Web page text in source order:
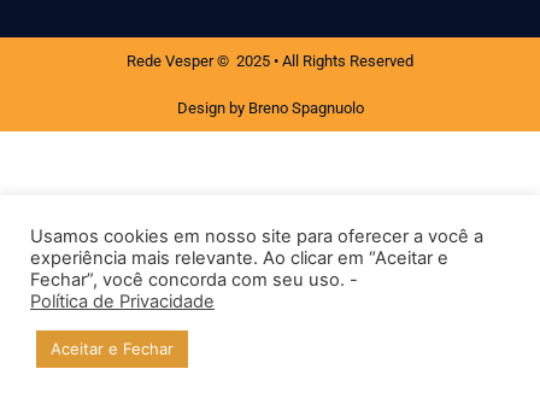
Rede Vesper © 2025 • All Rights Reserved
Design by Breno Spagnuolo
Usamos cookies em nosso site para oferecer a você a
experiência mais relevante. Ao clicar em “Aceitar e
Fechar”, você concorda com seu uso. -
Política de Privacidade
Aceitar e Fechar